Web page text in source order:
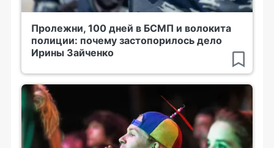
Пролежни, 100 дней в БСМП и волокита
полиции: почему застопорилось дело
Ирины Зайченко